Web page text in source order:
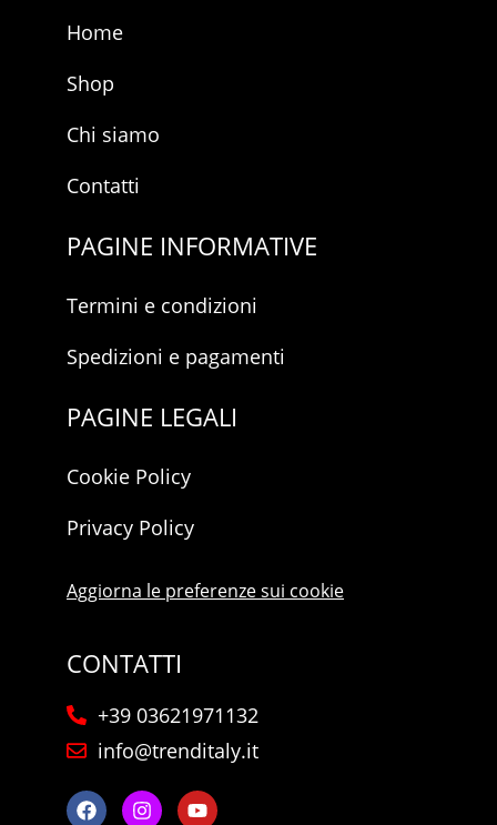
Home
Shop
Chi siamo
Contatti
PAGINE INFORMATIVE
Termini e condizioni
Spedizioni e pagamenti
PAGINE LEGALI
Cookie Policy
Privacy Policy
Aggiorna le preferenze sui cookie
CONTATTI
+39 03621971132
info@trenditaly.it